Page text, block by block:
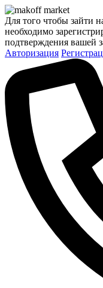
Для того чтобы зайти
необходимо
подтверждения вашей
Авторизация